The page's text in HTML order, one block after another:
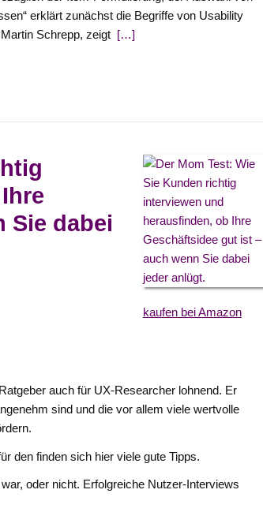
erklärt zunächst die Begriffe von Usability
Schrepp, zeigt […]
kaufen bei Amazon
Sie dabei
auch für UX-Researcher lohnend. Er
sind und die vor allem viele wertvolle
den finden sich hier viele gute Tipps.
oder nicht. Erfolgreiche Nutzer-Interviews